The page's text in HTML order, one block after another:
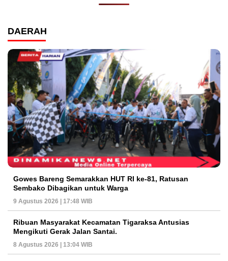
DAERAH
Gowes Bareng Semarakkan HUT RI ke-81, Ratusan
Sembako Dibagikan untuk Warga
9 Agustus 2026 | 17:48 WIB
Ribuan Masyarakat Kecamatan Tigaraksa Antusias
Mengikuti Gerak Jalan Santai.
8 Agustus 2026 | 13:04 WIB